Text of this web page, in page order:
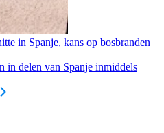
in Spanje, kans op bosbranden
in delen van Spanje inmiddels